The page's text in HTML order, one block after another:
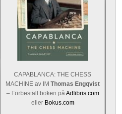
CAPABLANCA: THE CHESS
MACHINE av IM Thomas Engqvist
– Förbeställ boken påAdlibris.com
eller Bokus.com